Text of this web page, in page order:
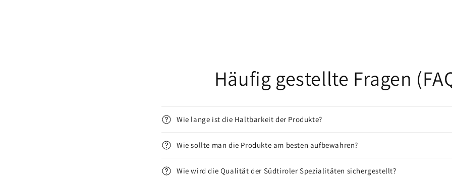
Häufig gestellte Fragen
Wie lange ist die Haltbarkeit der Produkte?
Wie sollte man die Produkte am besten aufbewahren?
Wie wird die Qualität der Südtiroler Spezialitäten sichergestellt?